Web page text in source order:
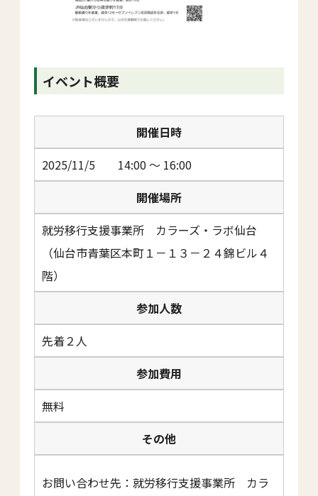
イベント概要
開催日時
2025/11/5 14:00 ～ 16:00
開催場所
就労移行支援事業所 カラーズ・ラボ仙台
（仙台市青葉区本町１－１３－２４錦ビル４
階）
参加人数
先着２人
参加費用
無料
その他
お問い合わせ先：就労移行支援事業所 カラ